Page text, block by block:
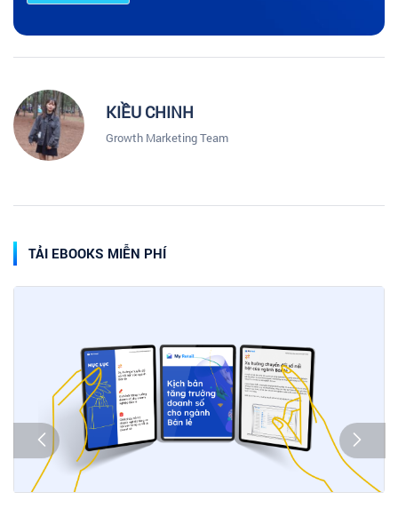
KIỀU CHINH
Growth Marketing Team
TẢI EBOOKS MIỄN PHÍ